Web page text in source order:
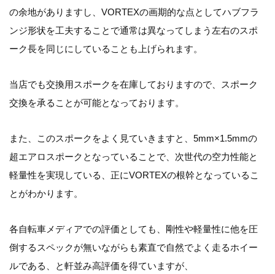
の余地がありますし、VORTEXの画期的な点としてハブフラ
ンジ形状を工夫することで通常は異なってしまう左右のスポ
ーク長を同じにしていることも上げられます。
当店でも交換用スポークを在庫しておりますので、スポーク
交換を承ることが可能となっております。
また、このスポークをよく見ていきますと、5mm×1.5mmの
超エアロスポークとなっていることで、次世代の空力性能と
軽量性を実現している、正にVORTEXの根幹となっているこ
とがわかります。
各自転車メディアでの評価としても、剛性や軽量性に他を圧
倒するスペックが無いながらも素直で自然でよく走るホイー
ルである、と軒並み高評価を得ていますが、